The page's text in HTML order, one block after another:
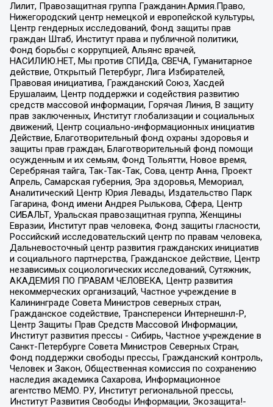
Лилит, Правозащитная группа Гражданин.Армия.Право,
Нижегородский центр немецкой и европейской культуры,
Центр гендерных исследований, Фонд защиты прав
граждан Штаб, Институт права и публичной политики,
Фонд борьбы с коррупцией, Альянс врачей,
НАСИЛИЮ.НЕТ, Мы против СПИДа, СВЕЧА, Гуманитарное
действие, Открытый Петербург, Лига Избирателей,
Правовая инициатива, Гражданский Союз, Хасдей
Ерушалаим, Центр поддержки и содействия развитию
средств массовой информации, Горячая Линия, В защиту
прав заключенных, Институт глобализации и социальных
движений, Центр социально-информационных инициатив
Действие, Благотворительный фонд охраны здоровья и
защиты прав граждан, Благотворительный фонд помощи
осужденным и их семьям, Фонд Тольятти, Новое время,
Серебряная тайга, Так-Так-Так, Сова, центр Анна, Проект
Апрель, Самарская губерния, Эра здоровья, Мемориал,
Аналитический Центр Юрия Левады, Издательство Парк
Гагарина, Фонд имени Андрея Рылькова, Сфера, Центр
СИБАЛЬТ, Уральская правозащитная группа, Женщины
Евразии, Институт прав человека, Фонд защиты гласности,
Российский исследовательский центр по правам человека,
Дальневосточный центр развития гражданских инициатив
и социального партнерства, Гражданское действие, Центр
независимых социологических исследований, Сутяжник,
АКАДЕМИЯ ПО ПРАВАМ ЧЕЛОВЕКА, Центр развития
некоммерческих организаций, Частное учреждение в
Калининграде Совета Министров северных стран,
Гражданское содействие, Трансперенси Интернешнл-Р,
Центр Защиты Прав Средств Массовой Информации,
Институт развития прессы - Сибирь, Частное учреждение в
Санкт-Петербурге Совета Министров Северных Стран,
Фонд поддержки свободы прессы, Гражданский контроль,
Человек и Закон, Общественная комиссия по сохранению
наследия академика Сахарова, Информационное
агентство МЕМО. РУ, Институт региональной прессы,
Институт Развития Свободы Информации, Экозащита!-